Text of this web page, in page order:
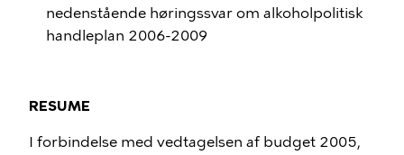
nedenstående høringssvar om alkoholpolitisk
handleplan 2006-2009
RESUME
I forbindelse med vedtagelsen af budget 2005,